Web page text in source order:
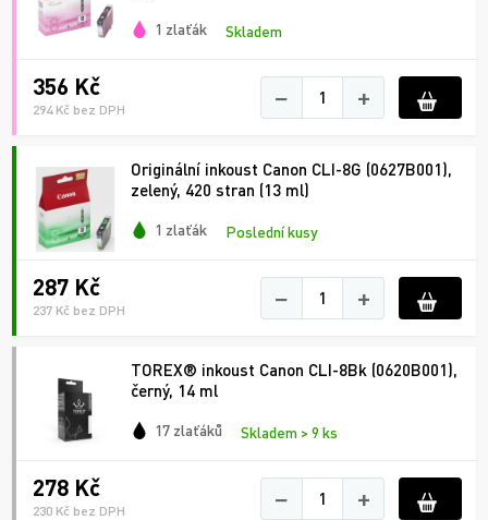
1 zlaťák Skladem
356 Kč
294 Kč bez DPH − +
Originální inkoust Canon CLI-8G (0627B001),
zelený, 420 stran (13 ml)
1 zlaťák Poslední kusy
287 Kč
237 Kč bez DPH − +
TOREX® inkoust Canon CLI-8Bk (0620B001),
černý, 14 ml
17 zlaťáků Skladem > 9 ks
278 Kč
230 Kč bez DPH − +